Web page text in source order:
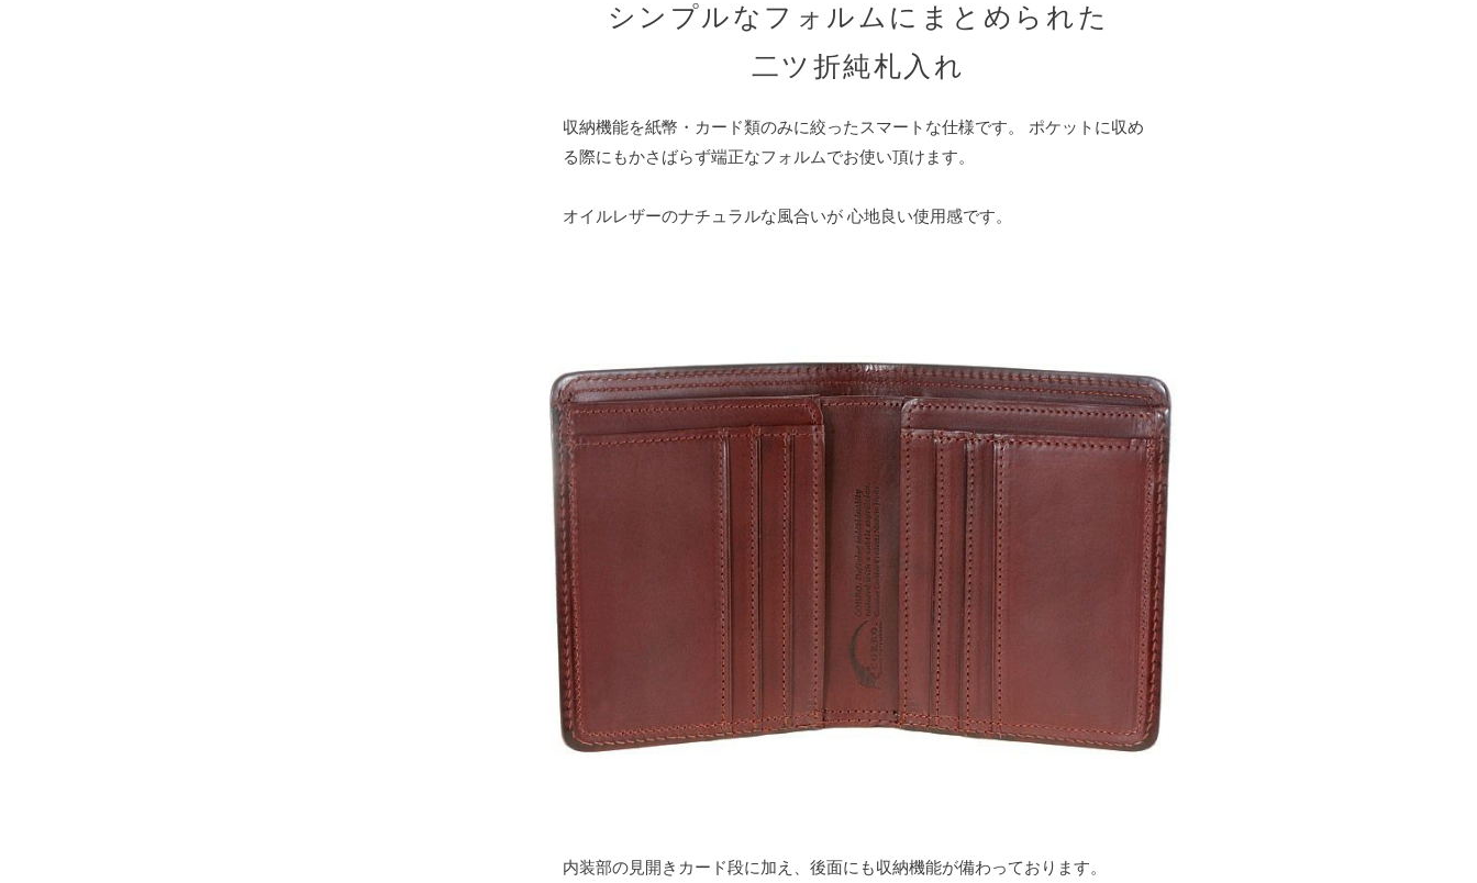
シンプルなフォルムにまとめられた
二ツ折純札入れ
収納機能を紙幣・カード類のみに絞ったスマートな仕様です。 ポケットに収め
る際にもかさばらず端正なフォルムでお使い頂けます。
オイルレザーのナチュラルな風合いが 心地良い使用感です。
内装部の見開きカード段に加え、後面にも収納機能が備わっております。